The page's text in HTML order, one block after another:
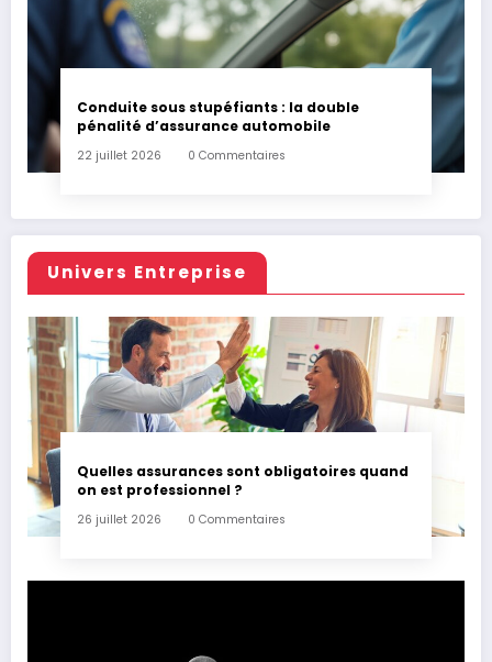
Conduite sous stupéfiants : la double
pénalité d’assurance automobile
22 juillet 2026 0 Commentaires
Univers Entreprise
Quelles assurances sont obligatoires quand
on est professionnel ?
26 juillet 2026 0 Commentaires